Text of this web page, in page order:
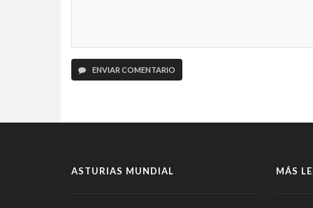
ENVIAR COMENTARIO
ASTURIAS MUNDIAL MÁS